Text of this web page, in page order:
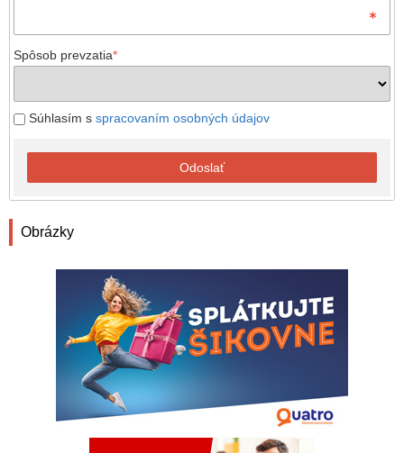
Spôsob prevzatia*
Súhlasím s spracovaním osobných údajov
Odoslať
Obrázky